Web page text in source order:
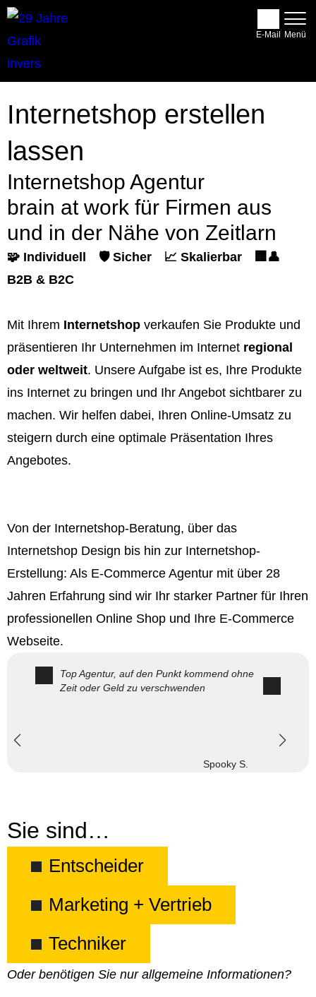
Internetshop erstellen
lassen
Internetshop Agentur
brain at work für Firmen aus
und in der Nähe von Zeitlarn
🧩 Individuell 🛡️ Sicher 📈 Skalierbar
🏢👤
B2B & B2C
Mit Ihrem Internetshop verkaufen Sie Produkte und
präsentieren Ihr Unternehmen im Internet regional
oder weltweit. Unsere Aufgabe ist es, Ihre Produkte
ins Internet zu bringen und Ihr Angebot sichtbarer zu
machen. Wir helfen dabei, Ihren Online-Umsatz zu
steigern durch eine optimale Präsentation Ihres
Angebotes.
Von der Internetshop-Beratung, über das
Internetshop Design bis hin zur Internetshop-
Erstellung: Als E-Commerce Agentur mit über 28
Jahren Erfahrung sind wir Ihr starker Partner für Ihren
professionellen Online Shop und Ihre E-Commerce
Webseite.
Top Agentur, auf den Punkt kommend ohne
Zeit oder Geld zu verschwenden
Spooky S.
Sie sind…
Entscheider
Marketing + Vertrieb
Techniker
Oder benötigen Sie nur allgemeine Informationen?